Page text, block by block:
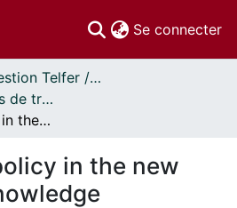
Se connecter
École de gestion Telfer // Telfer School of Management
Telfer - Documents de travail // Telfer - Working Papers
Re-thinking policy in the new republic of knowledge
in the new